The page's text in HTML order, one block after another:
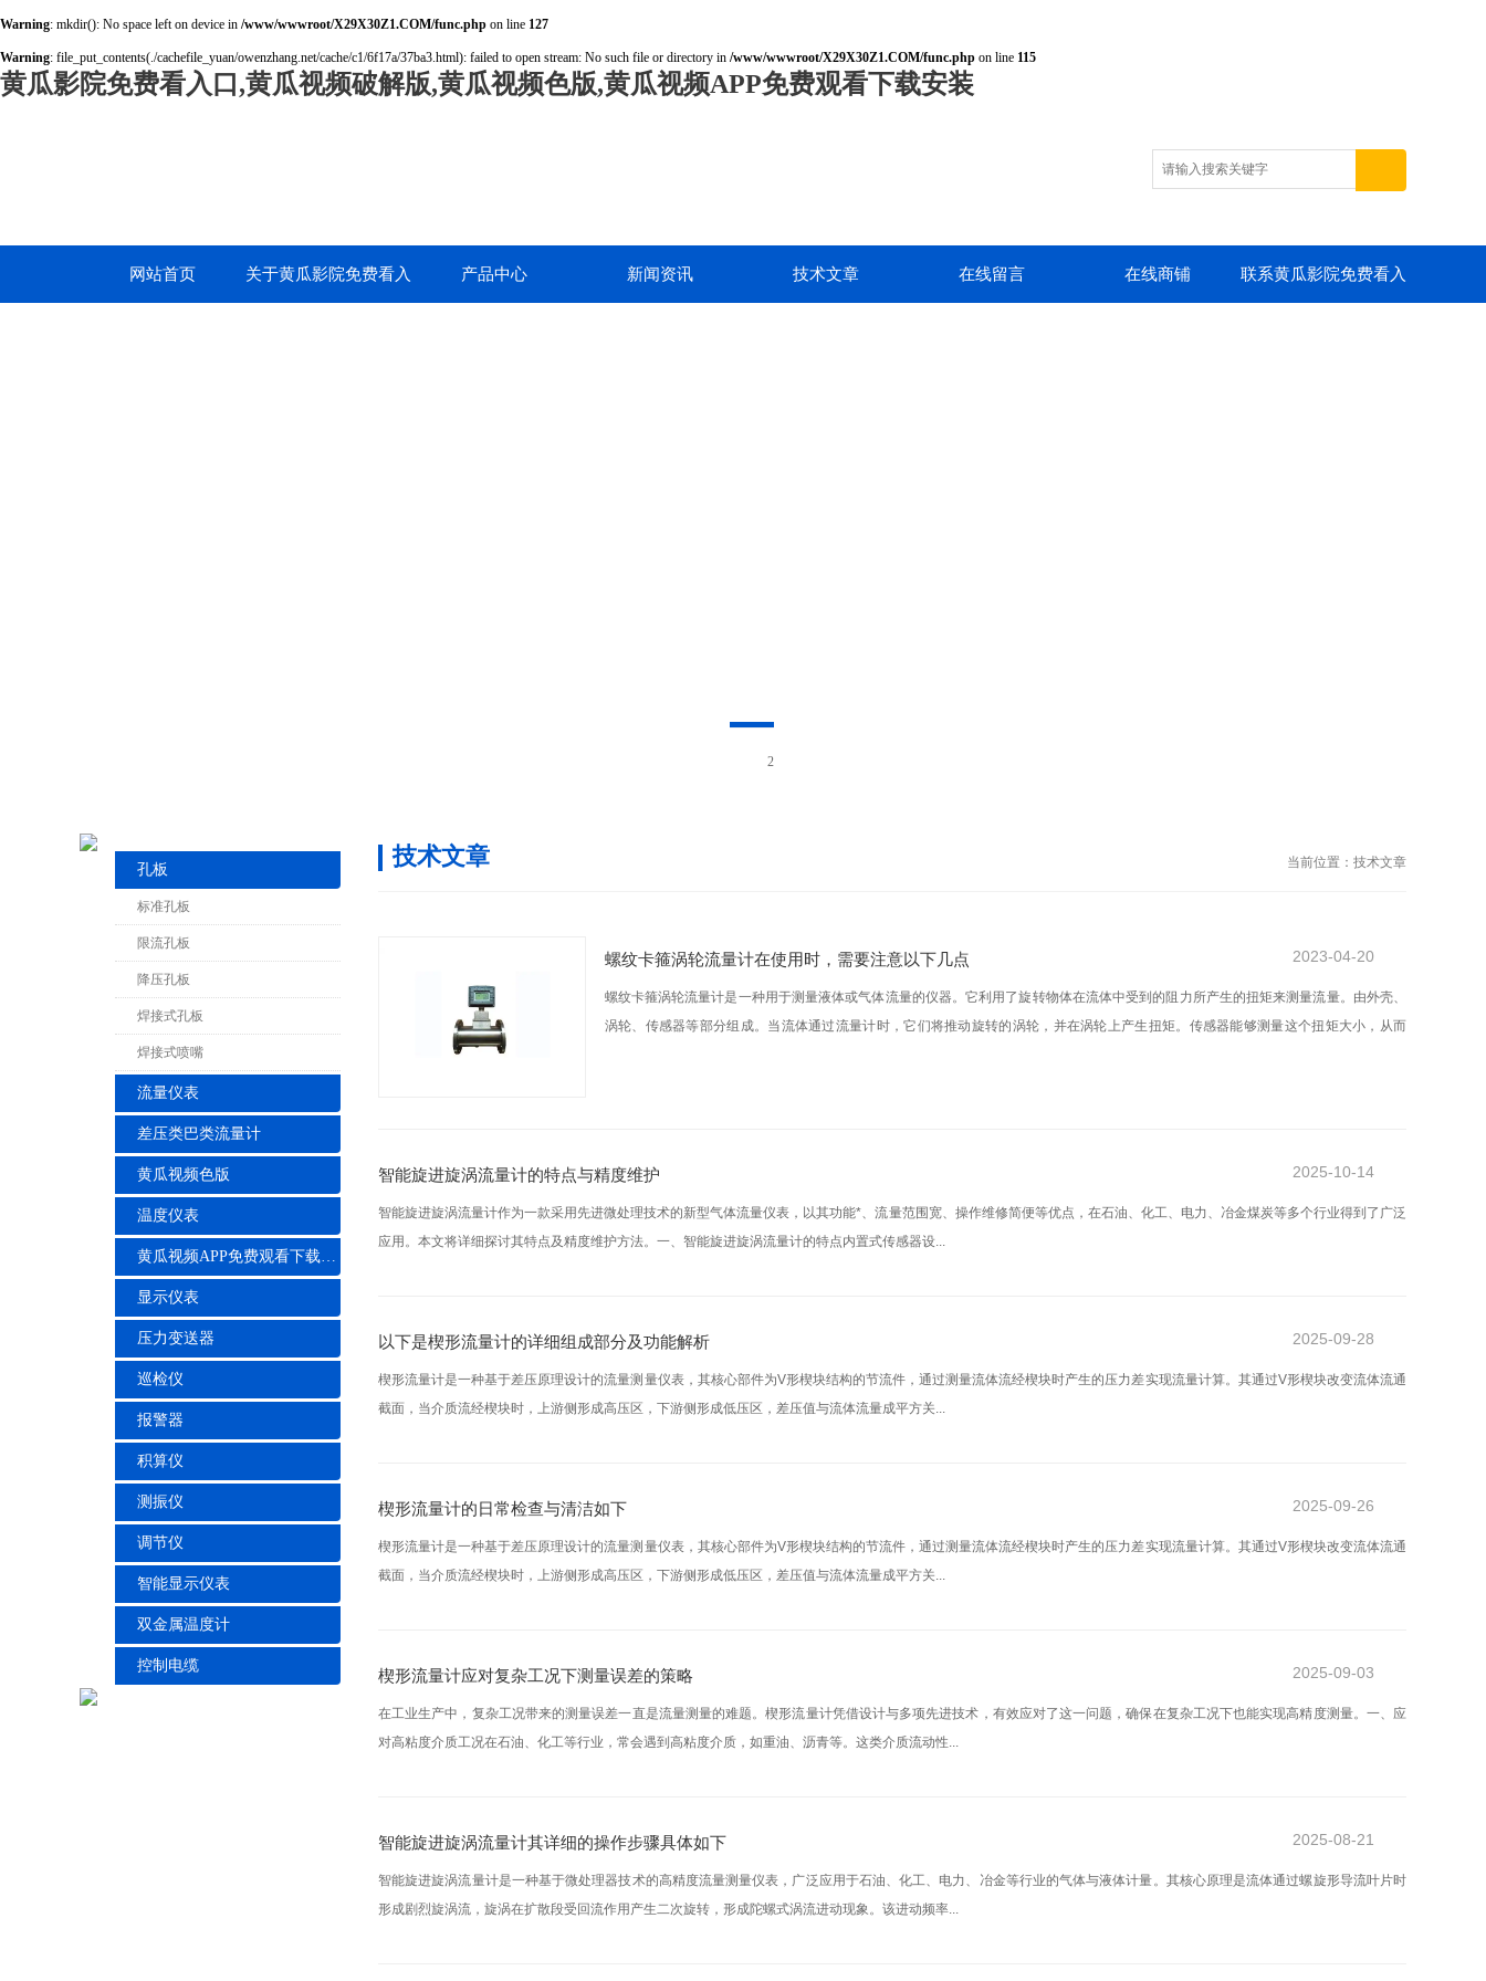
Warning: mkdir(): No space left on device in /www/wwwroot/X29X30Z1.COM/func.php on line 127
Warning: file_put_contents(./cachefile_yuan/owenzhang.net/cache/c1/6f17a/37ba3.html): failed to open stream: No such file or directory in /www/wwwroot/X29X30Z1.COM/func.php on line 115
黄瓜影院免费看入口,黄瓜视频破解版,黄瓜视频色版,黄瓜视频APP免费观看下载安装
网站首页 关于黄瓜影院免费看入 产品中心 新闻资讯 技术文章 在线留言 在线商铺 联系黄瓜影院免费看入
2
孔板
标准孔板
限流孔板
降压孔板
焊接式孔板
焊接式喷嘴
流量仪表
差压类巴类流量计
黄瓜视频色版
温度仪表
黄瓜视频APP免费观看下载安装
显示仪表
压力变送器
巡检仪
报警器
积算仪
测振仪
调节仪
智能显示仪表
双金属温度计
控制电缆
当前位置： 技术文章
技术文章
螺纹卡箍涡轮流量计在使用时，需要注意以下几点
螺纹卡箍涡轮流量计是一种用于测量液体或气体流量的仪器。它利用了旋转物体在流体中受到的阻力所产生的扭矩来测量流量。由外壳、
涡轮、传感器等部分组成。当流体通过流量计时，它们将推动旋转的涡轮，并在涡轮上产生扭矩。传感器能够测量这个扭矩大小，从而
2023-04-20
智能旋进旋涡流量计的特点与精度维护
智能旋进旋涡流量计作为一款采用先进微处理技术的新型气体流量仪表，以其功能*、流量范围宽、操作维修简便等优点，在石油、化工、电力、冶金煤炭等多个行业得到了广泛
应用。本文将详细探讨其特点及精度维护方法。一、智能旋进旋涡流量计的特点内置式传感器设...
2025-10-14
以下是楔形流量计的详细组成部分及功能解析
楔形流量计是一种基于差压原理设计的流量测量仪表，其核心部件为V形楔块结构的节流件，通过测量流体流经楔块时产生的压力差实现流量计算。其通过V形楔块改变流体流通
截面，当介质流经楔块时，上游侧形成高压区，下游侧形成低压区，差压值与流体流量成平方关...
2025-09-28
楔形流量计的日常检查与清洁如下
楔形流量计是一种基于差压原理设计的流量测量仪表，其核心部件为V形楔块结构的节流件，通过测量流体流经楔块时产生的压力差实现流量计算。其通过V形楔块改变流体流通
截面，当介质流经楔块时，上游侧形成高压区，下游侧形成低压区，差压值与流体流量成平方关...
2025-09-26
楔形流量计应对复杂工况下测量误差的策略
在工业生产中，复杂工况带来的测量误差一直是流量测量的难题。楔形流量计凭借设计与多项先进技术，有效应对了这一问题，确保在复杂工况下也能实现高精度测量。一、应
对高粘度介质工况在石油、化工等行业，常会遇到高粘度介质，如重油、沥青等。这类介质流动性...
2025-09-03
智能旋进旋涡流量计其详细的操作步骤具体如下
智能旋进旋涡流量计是一种基于微处理器技术的高精度流量测量仪表，广泛应用于石油、化工、电力、冶金等行业的气体与液体计量。其核心原理是流体通过螺旋形导流叶片时
形成剧烈旋涡流，旋涡在扩散段受回流作用产生二次旋转，形成陀螺式涡流进动现象。该进动频率...
2025-08-21